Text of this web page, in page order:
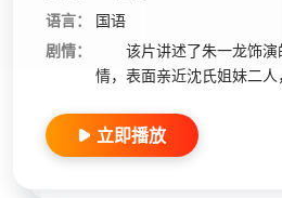
语言：
国语
剧情：
该片讲述了朱一龙饰演的
情，表面亲近沈氏姐妹二
立即播放